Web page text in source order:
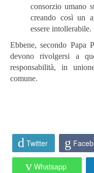
consorzio umano
creando così un
essere intollerabile.
Ebbene, secondo
devono rivolgersi a
responsabilità, in
comune.
Twitter
Whatsapp